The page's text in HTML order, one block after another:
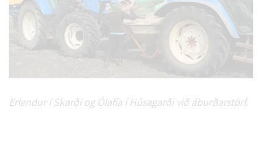
Erlendur í Skarði og Ólafía í Húsagarði við áburðarstörf.